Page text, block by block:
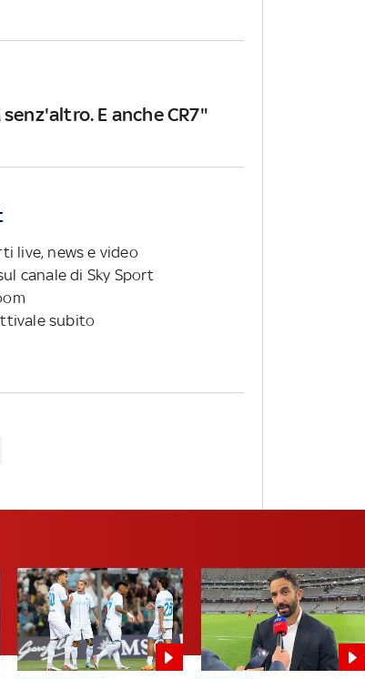
E anche CR7"
live, news e video
canale di Sky Sport
subito